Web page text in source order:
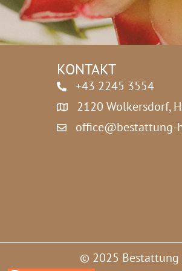
Z
i
f
f
n
z
*
KONTAKT
+43 2245 3554
2120 Wolkersdorf,
office@bestattung-
© 2025 Bestattung